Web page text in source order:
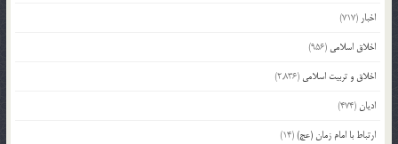
اخبار (717)
اخلاق اسلامی (956)
اخلاق و تربیت اسلامی (2,836)
ادیان(474)
ارتباط با امام زمان (عج)(14)